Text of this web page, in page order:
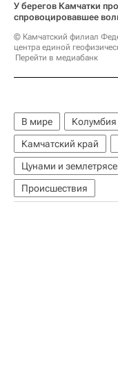
У берегов Камчатки
спровоцировавшее
© Камчатский филиал
центра единой
Перейти в медиабанк
В мире Колумбия
Камчатский край
Происшествия